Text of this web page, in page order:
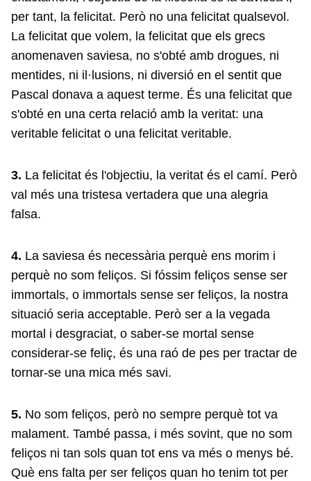
per tant, la felicitat. Però no una felicitat qualsevol.
La felicitat que volem, la felicitat que els grecs
anomenaven saviesa, no s'obté amb drogues, ni
mentides, ni il·lusions, ni diversió en el sentit que
Pascal donava a aquest terme. És una felicitat que
s'obté en una certa relació amb la veritat: una
veritable felicitat o una felicitat veritable.
3. La felicitat és l'objectiu, la veritat és el camí. Però
val més una tristesa vertadera que una alegria
falsa.
4. La saviesa és necessària perquè ens morim i
perquè no som feliços. Si fóssim feliços sense ser
immortals, o immortals sense ser feliços, la nostra
situació seria acceptable. Però ser a la vegada
mortal i desgraciat, o saber-se mortal sense
considerar-se feliç, és una raó de pes per tractar de
tornar-se una mica més savi.
5. No som feliços, però no sempre perquè tot va
malament. També passa, i més sovint, que no som
feliços ni tan sols quan tot ens va més o menys bé.
Què ens falta per ser feliços quan ho tenim tot per